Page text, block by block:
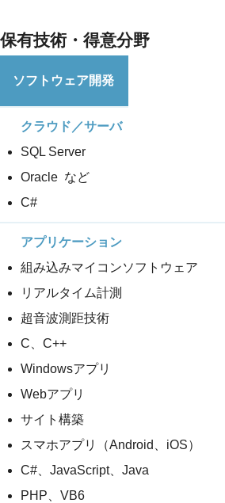
保有技術・得意分野
ソフトウェア開発
SQL Server
Oracle など
C#
組み込みマイコンソフトウェア
リアルタイム計測
超音波測距技術
C、C++
Windowsアプリ
Webアプリ
サイト構築
スマホアプリ（Android、iOS）
C#、JavaScript、Java
PHP、VB6